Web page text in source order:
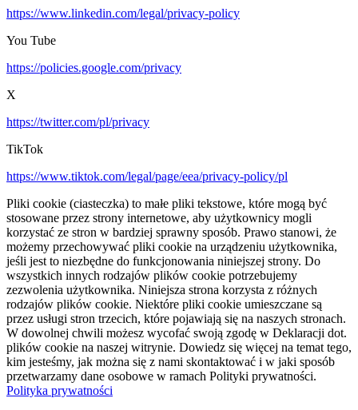
https://www.linkedin.com/legal/privacy-policy
You Tube
https://policies.google.com/privacy
X
https://twitter.com/pl/privacy
TikTok
https://www.tiktok.com/legal/page/eea/privacy-policy/pl
Pliki cookie (ciasteczka) to małe pliki tekstowe, które mogą być
stosowane przez strony internetowe, aby użytkownicy mogli
korzystać ze stron w bardziej sprawny sposób. Prawo stanowi, że
możemy przechowywać pliki cookie na urządzeniu użytkownika,
jeśli jest to niezbędne do funkcjonowania niniejszej strony. Do
wszystkich innych rodzajów plików cookie potrzebujemy
zezwolenia użytkownika. Niniejsza strona korzysta z różnych
rodzajów plików cookie. Niektóre pliki cookie umieszczane są
przez usługi stron trzecich, które pojawiają się na naszych stronach.
W dowolnej chwili możesz wycofać swoją zgodę w Deklaracji dot.
plików cookie na naszej witrynie. Dowiedz się więcej na temat tego,
kim jesteśmy, jak można się z nami skontaktować i w jaki sposób
przetwarzamy dane osobowe w ramach Polityki prywatności.
Polityka prywatności